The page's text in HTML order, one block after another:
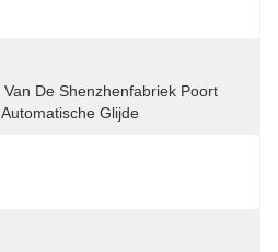
De Shenzhenfabriek Poort
Glijde